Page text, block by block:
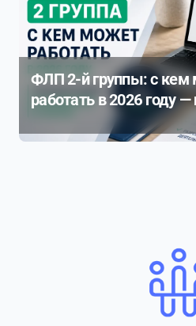
ФЛП 2-й группы: с
работать в 2026 году
разбор ограничений и